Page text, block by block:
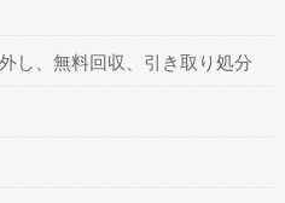
し、無料回収、引き取り処分